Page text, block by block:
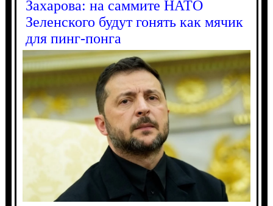
Захарова: на саммите НАТО
Зеленского будут гонять как мячик
для пинг-понга